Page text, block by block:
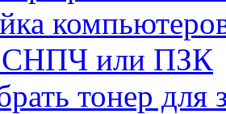
или ПЗК
тонер для